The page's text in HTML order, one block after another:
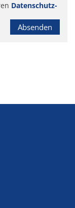
Datenschutz-
Absenden